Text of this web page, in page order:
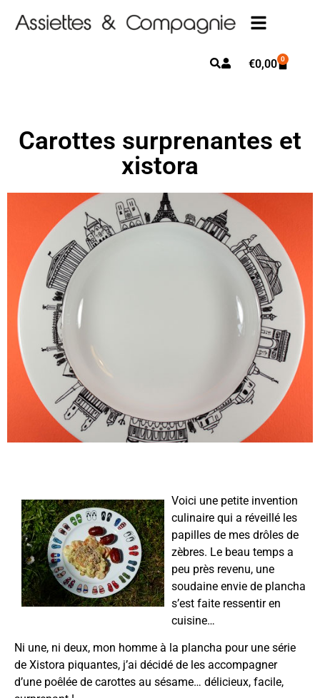
€0,00 0
Carottes surprenantes et
xistora
Voici une petite invention
culinaire qui a réveillé les
papilles de mes drôles de
zèbres. Le beau temps a
peu près revenu, une
soudaine envie de plancha
s’est faite ressentir en
cuisine…
Ni une, ni deux, mon homme à la plancha pour une série
de Xistora piquantes, j’ai décidé de les accompagner
d’une poêlée de carottes au sésame… délicieux, facile,